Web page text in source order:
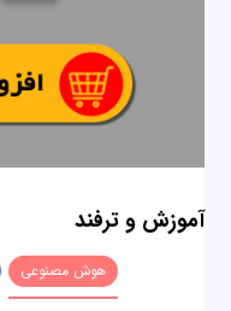
آموزش و ترفند
هوش مصنوعی